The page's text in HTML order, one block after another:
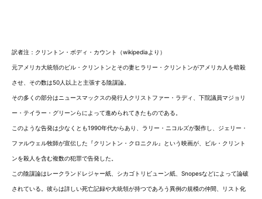
訳者注：クリントン・ボディ・カウント（wikipediaより）
元アメリカ大統領のビル・クリントンとその妻ヒラリー・クリントンがアメリカ人を暗殺
させ、その数は50人以上と主張する陰謀論。
その多くの部分はニュースマックスの発行人クリストファー・ラディ、下院議員マジョリ
ー・テイラー・グリーンらによって進められてきたものである。
このような告発は少なくとも1990年代からあり、ラリー・ニコルズが製作し、ジェリー・
ファルウェル牧師が宣伝した『クリントン・クロニクル』という映画が、ビル・クリント
ンを殺人を含む複数の犯罪で告発した。
この陰謀論はレークランドレジャー紙、シカゴトリビューン紙、Snopesなどによって論破
されている。彼らは詳しい死亡記録や大統領が持つであろう異例の規模の仲間、リスト化